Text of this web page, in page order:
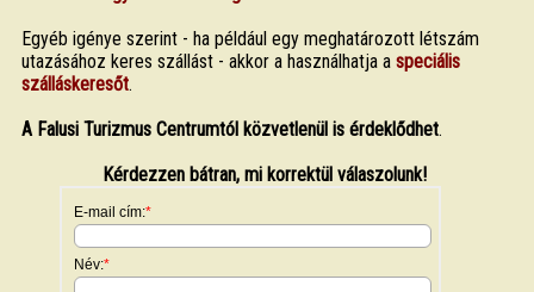
Egyéb igénye szerint - ha például egy meghatározott létszám
utazásához keres szállást - akkor a használhatja a speciális
szálláskeresőt.
A Falusi Turizmus Centrumtól közvetlenül is érdeklődhet.
Kérdezzen bátran, mi korrektül válaszolunk!